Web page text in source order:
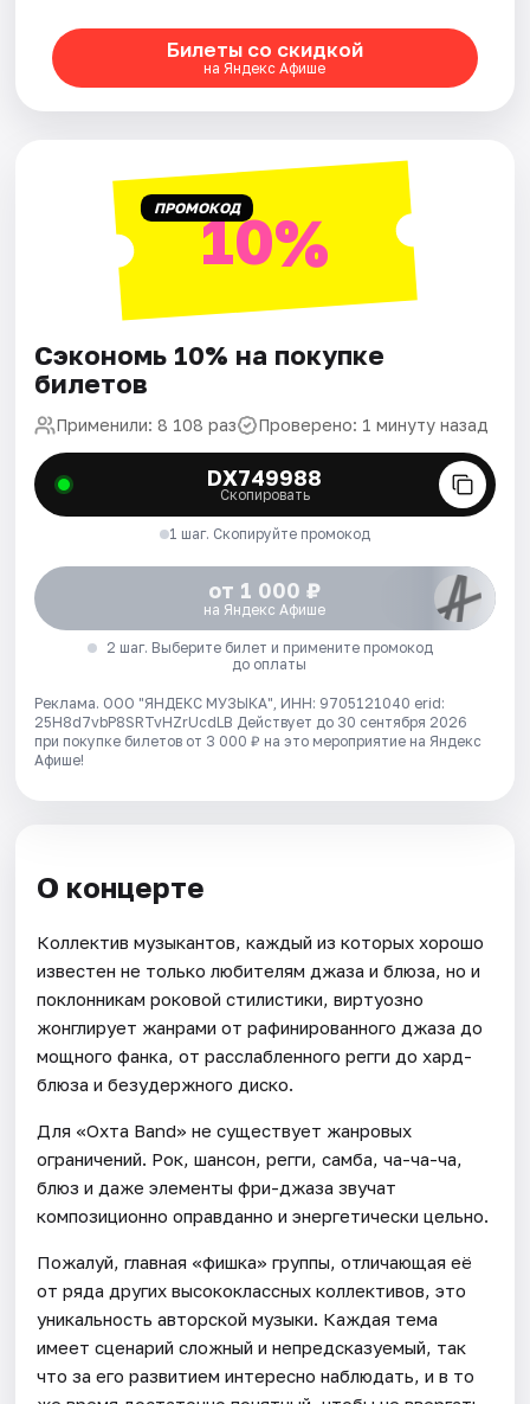
Рейтинги
Билеты со скидкой
на Яндекс Афише
ПРОМОКОД10%
Сэкономь 10% на покупке
билетов
Применили: 8 108 раз Проверено: 1 минуту назад
DX749988
Скопировать
1 шаг. Скопируйте промокод
от 1 000 ₽
на Яндекс Афише
2 шаг. Выберите билет и примените промокод
до оплаты
Реклама. ООО "ЯНДЕКС МУЗЫКА", ИНН: 9705121040 erid:
25H8d7vbP8SRTvHZrUcdLB Действует до 30 сентября 2026
при покупке билетов от 3 000 ₽ на это мероприятие на Яндекс
Афише!
О концерте
Коллектив музыкантов, каждый из которых хорошо
известен не только любителям джаза и блюза, но и
поклонникам роковой стилистики, виртуозно
жонглирует жанрами от рафинированного джаза до
мощного фанка, от расслабленного регги до хард-
блюза и безудержного диско.
Для «Охта Band» не существует жанровых
ограничений. Рок, шансон, регги, самба, ча-ча-ча,
блюз и даже элементы фри-джаза звучат
композиционно оправданно и энергетически цельно.
Пожалуй, главная «фишка» группы, отличающая её
от ряда других высококлассных коллективов, это
уникальность авторской музыки. Каждая тема
имеет сценарий сложный и непредсказуемый, так
что за его развитием интересно наблюдать, и в то